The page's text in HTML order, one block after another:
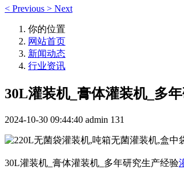
< Previous > Next
你的位置
网站首页
新闻动态
行业资讯
30L灌装机_膏体灌装机_多
2024-10-30 09:44:40 admin 131
30L灌装机_膏体灌装机_多年研究生产经验